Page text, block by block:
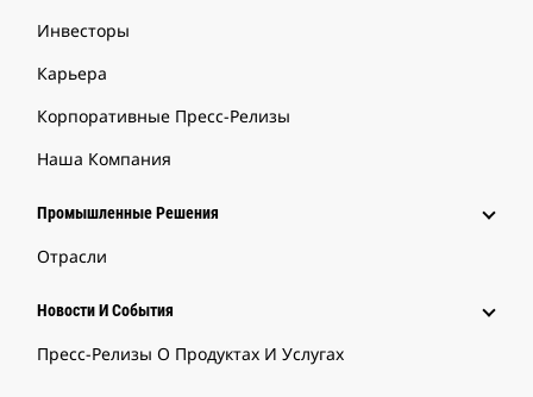
Инвесторы
Карьера
Корпоративные Пресс-Релизы
Наша Компания
Промышленные Решения
Отрасли
Новости И События
Пресс-Релизы О Продуктах И Услугах